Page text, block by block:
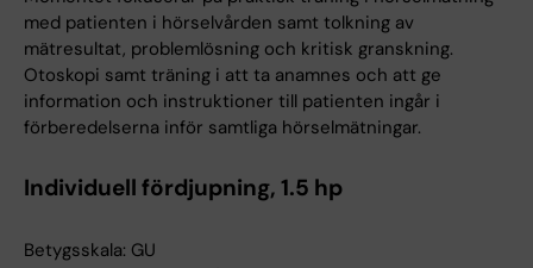
med patienten i hörselvården samt tolkning av
mätresultat, problemlösning och kritisk granskning.
Otoskopi samt träning i att ta anamnes och att ge
information och instruktioner till patienten ingår i
förberedelserna inför samtliga hörselmätningar.
Individuell fördjupning, 1.5 hp
Betygsskala: GU